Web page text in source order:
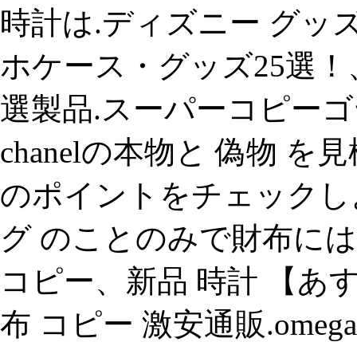
時計は.ディズニー グッ
ホケース・グッズ25選
選製品.スーパーコピー
chanelの本物と 偽物 を
のポイントをチェック
グ のことのみで財布に
コピー、新品 時計 【あ
布 コピー 激安通販